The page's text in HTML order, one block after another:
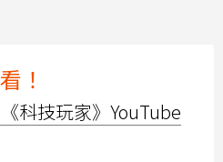
！
科技玩家》YouTube